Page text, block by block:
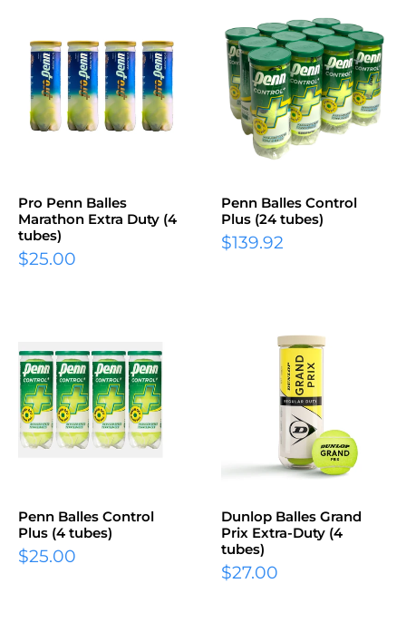
Pro Penn Balles
Marathon Extra Duty (4
tubes)
$25.00
Penn Balles Control
Plus (24 tubes)
$139.92
Penn Balles Control
Plus (4 tubes)
$25.00
Dunlop Balles Grand
Prix Extra-Duty (4
tubes)
$27.00